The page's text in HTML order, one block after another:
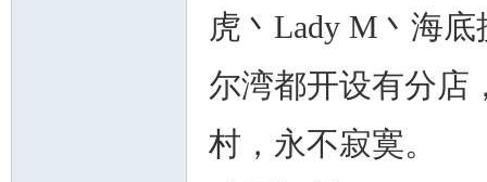
虎丶Lady M丶海
尔湾都开设有分店
村，永不寂寞。